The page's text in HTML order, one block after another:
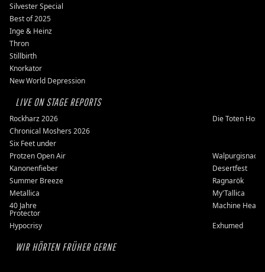
Silvester Special
Best of 2025
Inge & Heinz
Thron
Stillbirth
Knorkator
New World Depression
LIVE ON STAGE REPORTS
Rockharz 2026
Die Toten
Chronical Moshers 2026
Six Feet under
Protzen Open Air
Walpurgisnacht
Kanonenfieber
Desertfest
Summer Breeze
Ragnarök
Metallica
My'Tallica
40 Jahre
Protector
Machine Head
Hypocrisy
Exhumed
WIR HÖRTEN FRÜHER GERNE